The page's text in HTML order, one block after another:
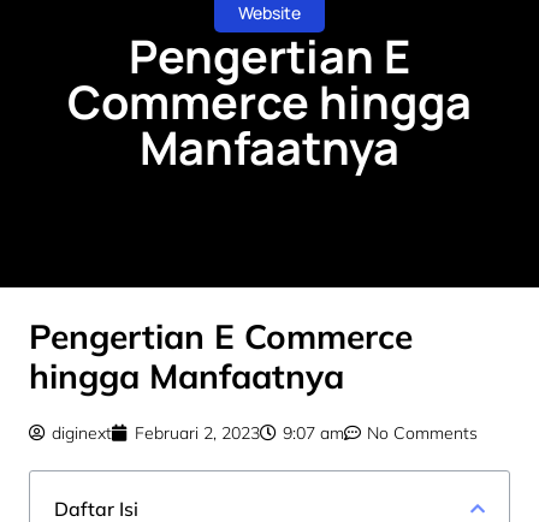
Website
Pengertian E
Commerce hingga
Manfaatnya
Pengertian E Commerce
hingga Manfaatnya
diginext Februari 2, 2023 9:07 am No Comments
Daftar Isi